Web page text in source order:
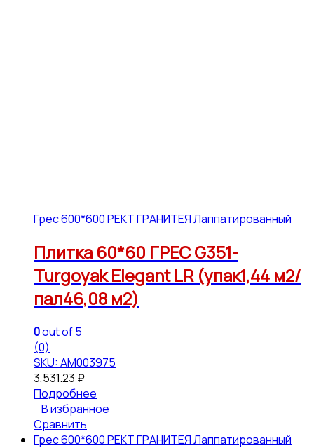
Грес 600*600 РЕКТ ГРАНИТЕЯ Лаппатированный
Плитка 60*60 ГРЕС G351-
Turgoyak Elegant LR (упак1,44 м2/
пал46,08 м2)
0out of 5
(0)
SKU: АМ003975
3,531.23 ₽
Подробнее
В избранное
Сравнить
Грес 600*600 РЕКТ ГРАНИТЕЯ Лаппатированный